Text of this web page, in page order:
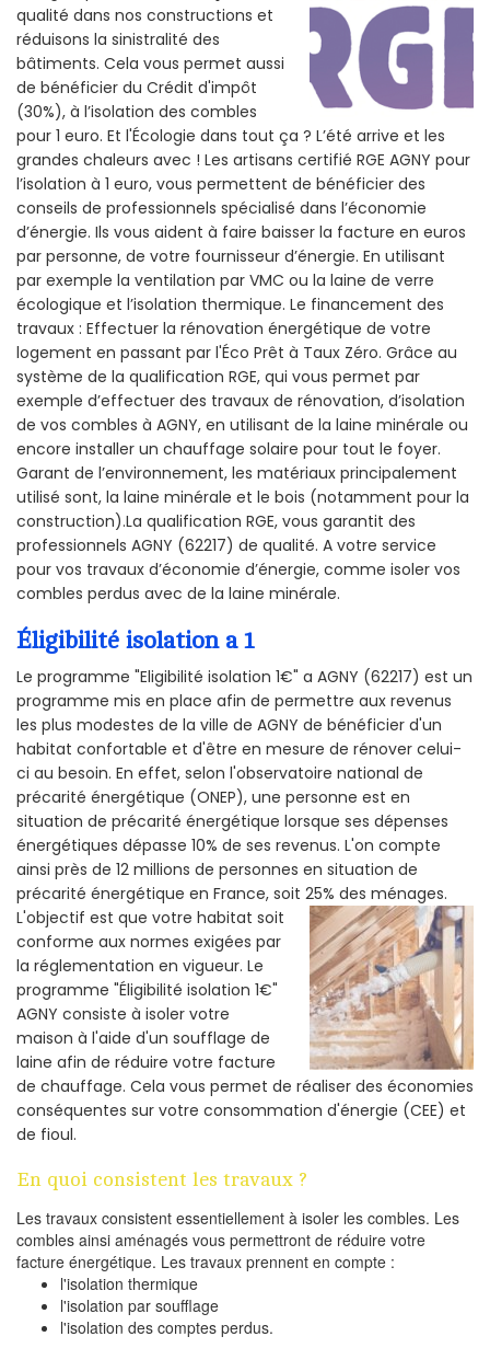
qualité dans nos constructions et
réduisons la sinistralité des
bâtiments. Cela vous permet aussi
de bénéficier du Crédit d'impôt
(30%), à l’isolation des combles
pour 1 euro. Et l'Écologie dans tout ça ? L’été arrive et les
grandes chaleurs avec ! Les artisans certifié RGE AGNY pour
l’isolation à 1 euro, vous permettent de bénéficier des
conseils de professionnels spécialisé dans l’économie
d’énergie. Ils vous aident à faire baisser la facture en euros
par personne, de votre fournisseur d’énergie. En utilisant
par exemple la ventilation par VMC ou la laine de verre
écologique et l’isolation thermique. Le financement des
travaux : Effectuer la rénovation énergétique de votre
logement en passant par l'Éco Prêt à Taux Zéro. Grâce au
système de la qualification RGE, qui vous permet par
exemple d’effectuer des travaux de rénovation, d’isolation
de vos combles à AGNY, en utilisant de la laine minérale ou
encore installer un chauffage solaire pour tout le foyer.
Garant de l’environnement, les matériaux principalement
utilisé sont, la laine minérale et le bois (notamment pour la
construction).La qualification RGE, vous garantit des
professionnels AGNY (62217) de qualité. A votre service
pour vos travaux d’économie d’énergie, comme isoler vos
combles perdus avec de la laine minérale.
Éligibilité isolation a 1
Le programme "Eligibilité isolation 1€" a AGNY (62217) est un
programme mis en place afin de permettre aux revenus
les plus modestes de la ville de AGNY de bénéficier d'un
habitat confortable et d'être en mesure de rénover celui-
ci au besoin. En effet, selon l'observatoire national de
précarité énergétique (ONEP), une personne est en
situation de précarité énergétique lorsque ses dépenses
énergétiques dépasse 10% de ses revenus. L'on compte
ainsi près de 12 millions de personnes en situation de
précarité énergétique en France, soit 25% des ménages.
L'objectif est que votre habitat soit
conforme aux normes exigées par
la réglementation en vigueur. Le
programme "Éligibilité isolation 1€"
AGNY consiste à isoler votre
maison à l'aide d'un soufflage de
laine afin de réduire votre facture
de chauffage. Cela vous permet de réaliser des économies
conséquentes sur votre consommation d'énergie (CEE) et
de fioul.
En quoi consistent les travaux ?
Les travaux consistent essentiellement à isoler les combles. Les
combles ainsi aménagés vous permettront de réduire votre
facture énergétique. Les travaux prennent en compte :
l'isolation thermique
l'isolation par soufflage
l'isolation des comptes perdus.